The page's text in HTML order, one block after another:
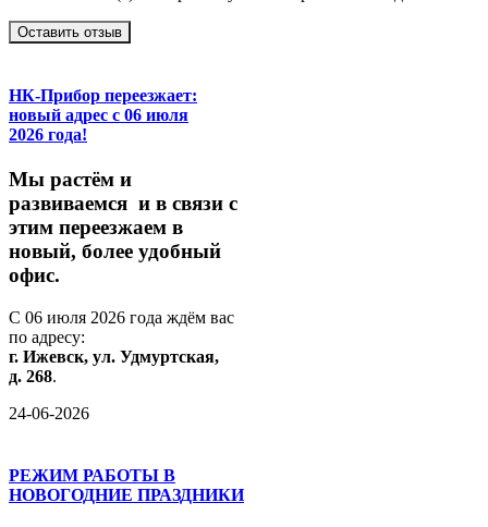
Оставить отзыв
НК-Прибор переезжает:
новый адрес с 06 июля
2026 года!
Мы растём и
развиваемся и в связи с
этим переезжаем в
новый, более удобный
офис.
С 06 июля 2026 года ждём вас
по адресу:
г. Ижевск, ул. Удмуртская,
д. 268.
24-06-2026
РЕЖИМ РАБОТЫ В
НОВОГОДНИЕ ПРАЗДНИКИ